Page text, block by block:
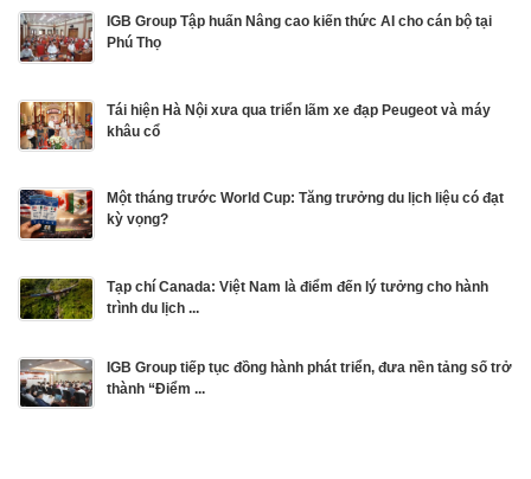
IGB Group Tập huấn Nâng cao kiến thức AI cho cán bộ tại
Phú Thọ
Tái hiện Hà Nội xưa qua triển lãm xe đạp Peugeot và máy
khâu cổ
Một tháng trước World Cup: Tăng trưởng du lịch liệu có đạt
kỳ vọng?
Tạp chí Canada: Việt Nam là điểm đến lý tưởng cho hành
trình du lịch ...
IGB Group tiếp tục đồng hành phát triển, đưa nền tảng số trở
thành “Điểm ...